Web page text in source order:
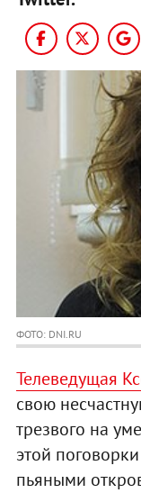
ФОТО: DNI.RU
Телеведущая
свою
трезвого на
этой
пьяными